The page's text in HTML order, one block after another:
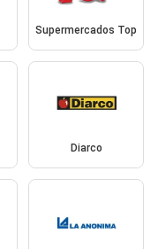
Supermercados Top
Diarco